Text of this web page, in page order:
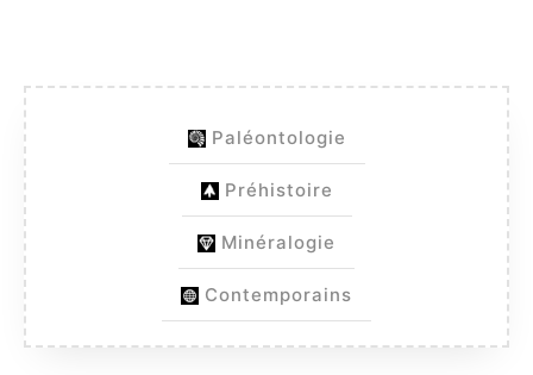
Paléontologie
Préhistoire
Minéralogie
Contemporains